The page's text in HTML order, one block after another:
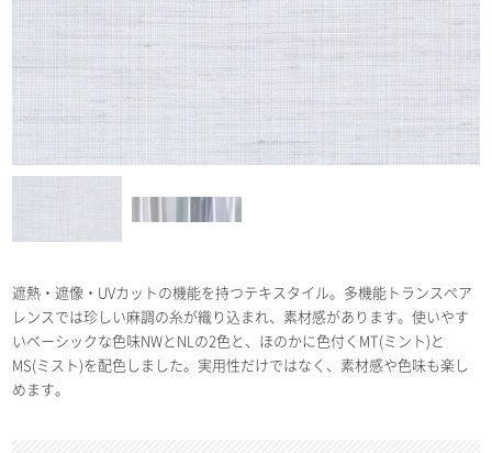
遮熱・遮像・UVカットの機能を持つテキスタイル。多機能トランスペア
レンスでは珍しい麻調の糸が織り込まれ、素材感があります。使いやす
いベーシックな色味NWとNLの2色と、ほのかに色付くMT(ミント)と
MS(ミスト)を配色しました。実用性だけではなく、素材感や色味も楽し
めます。